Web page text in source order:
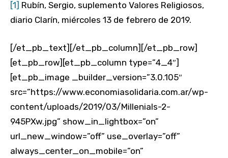
[1] Rubín, Sergio, suplemento Valores Religiosos,
diario Clarín, miércoles 13 de febrero de 2019.
[/et_pb_text][/et_pb_column][/et_pb_row]
[et_pb_row][et_pb_column type=”4_4″]
[et_pb_image _builder_version=”3.0.105″
src=”https://www.economiasolidaria.com.ar/wp-
content/uploads/2019/03/Millenials-2-
945PXw.jpg” show_in_lightbox=”on”
url_new_window=”off” use_overlay=”off”
always_center_on_mobile=”on”